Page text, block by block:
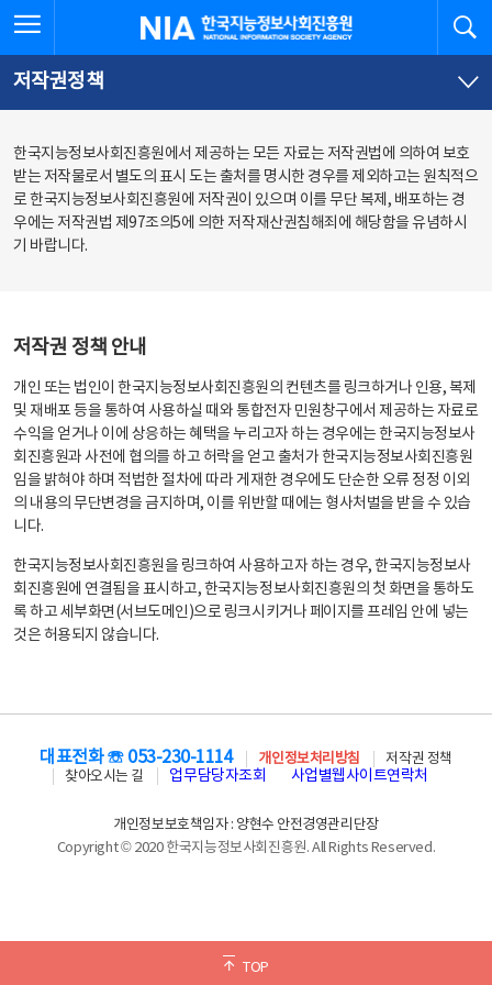
문
로
가
체
뉴
바
가
한국지능정보사회진흥원
저작권정책
한국지능정보사회진흥원에서 제공하는 모든 자료는 저작권법에 의하여 보호
받는 저작물로서 별도의 표시 도는 출처를 명시한 경우를 제외하고는 원칙적으
로 한국지능정보사회진흥원에 저작권이 있으며 이를 무단 복제, 배포하는 경
우에는 저작권법 제97조의5에 의한 저작재산권침해죄에 해당함을 유념하시
기 바랍니다.
저작권 정책 안내
개인 또는 법인이 한국지능정보사회진흥원의 컨텐츠를 링크하거나 인용, 복제
및 재배포 등을 통하여 사용하실 때와 통합전자 민원창구에서 제공하는 자료로
수익을 얻거나 이에 상응하는 혜택을 누리고자 하는 경우에는 한국지능정보사
회진흥원과 사전에 협의를 하고 허락을 얻고 출처가 한국지능정보사회진흥원
임을 밝혀야 하며 적법한 절차에 따라 게재한 경우에도 단순한 오류 정정 이외
의 내용의 무단변경을 금지하며, 이를 위반할 때에는 형사처벌을 받을 수 있습
니다.
한국지능정보사회진흥원을 링크하여 사용하고자 하는 경우, 한국지능정보사
회진흥원에 연결됨을 표시하고, 한국지능정보사회진흥원의 첫 화면을 통하도
록 하고 세부화면(서브도메인)으로 링크시키거나 페이지를 프레임 안에 넣는
것은 허용되지 않습니다.
TOP
대표전화 ☏ 053-230-1114 개인정보처리방침
저작권 정책
찾아오시는 길
업무담당자조회 사업별웹사이트연락처
개인정보보호책임자 : 양현수 안전경영관리단장
Copyright © 2020 한국지능정보사회진흥원. All Rights Reserved.